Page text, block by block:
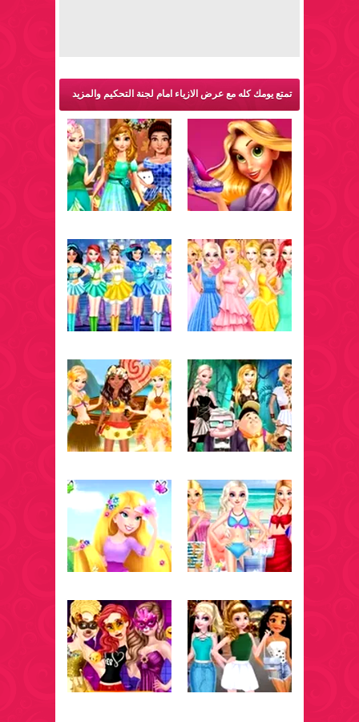
تمتع يومك كله مع عرض الازياء امام لجنة التحكيم والمزيد
من ألعاب اميرات: